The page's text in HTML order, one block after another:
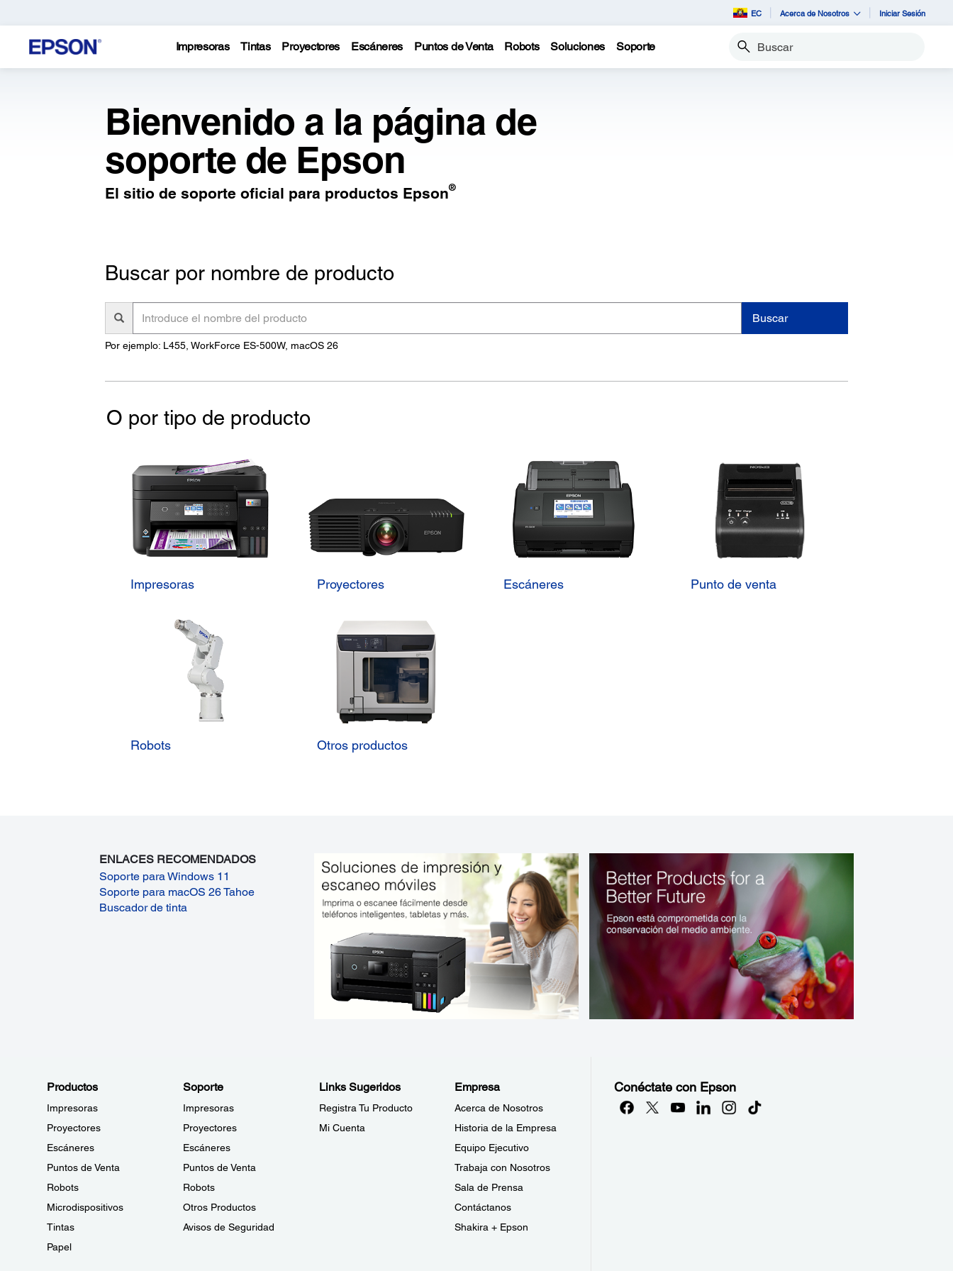
EC Acerca de Nosotros Iniciar Sesión
Impresoras Tintas Proyectores Escáneres Puntos de Venta Robots Soluciones Soporte Buscar
Bienvenido a la página de
soporte de Epson
El sitio de soporte oficial para productos Epson®
Buscar por nombre de producto
nombre
Buscar
Por ejemplo: L455, WorkForce ES-500W, macOS 26
O por tipo de producto
Impresoras Proyectores Escáneres Punto de venta
Robots Otros productos
ENLACES RECOMENDADOS
Soporte para Windows 11
Soporte para macOS 26 Tahoe
Buscador de tinta
Productos
Impresoras
Proyectores
Escáneres
Puntos de Venta
Robots
Microdispositivos
Tintas
Papel
Soporte
Impresoras
Proyectores
Escáneres
Puntos de Venta
Robots
Otros Productos
Avisos de Seguridad
Links Sugeridos
Registra Tu Producto
Mi Cuenta
Empresa
Acerca de Nosotros
Historia de la Empresa
Equipo Ejecutivo
Trabaja con Nosotros
Sala de Prensa
Contáctanos
Shakira + Epson
Conéctate con Epson